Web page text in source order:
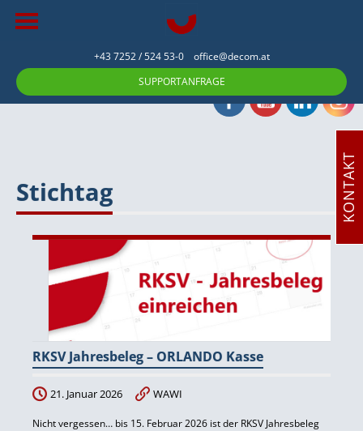
+43 7252 / 524 53-0 office@decom.at
SUPPORTANFRAGE
Stichtag
RKSV Jahresbeleg – ORLANDO Kasse
21. Januar 2026 WAWI
Nicht vergessen… bis 15. Februar 2026 ist der RKSV Jahresbeleg
KONTAKT